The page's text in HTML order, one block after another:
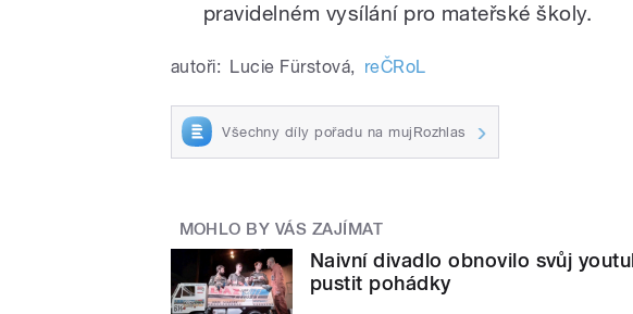
pravidelném vysílání pro mateřské školy.
autoři: Lucie Fürstová, reČRoL
Všechny díly pořadu na mujRozhlas
MOHLO BY VÁS ZAJÍMAT
Naivní divadlo obnovilo svůj
pustit pohádky